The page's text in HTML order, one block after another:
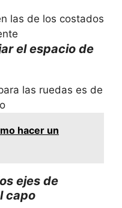
las de los costados
el espacio de
las ruedas es de
hacer un
ejes de
capo